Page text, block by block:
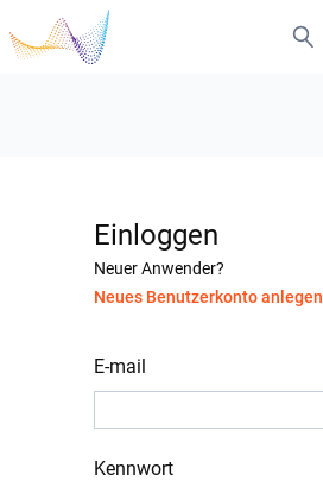
Einloggen
Neuer Anwender?
Neues Benutzerkonto anlegen
E-mail
Kennwort